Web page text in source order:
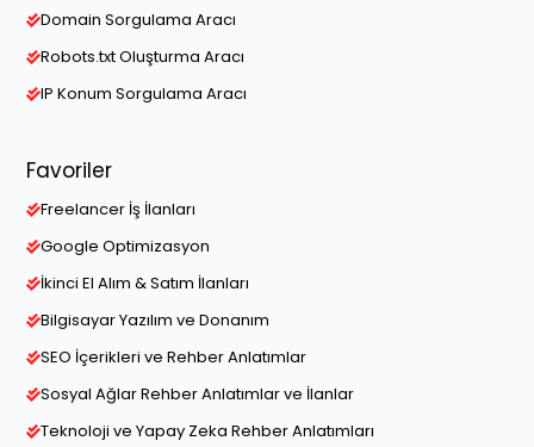
Domain Sorgulama Aracı
Robots.txt Oluşturma Aracı
IP Konum Sorgulama Aracı
Favoriler
Freelancer İş İlanları
Google Optimizasyon
İkinci El Alım & Satım İlanları
Bilgisayar Yazılım ve Donanım
SEO İçerikleri ve Rehber Anlatımlar
Sosyal Ağlar Rehber Anlatımlar ve İlanlar
Teknoloji ve Yapay Zeka Rehber Anlatımları